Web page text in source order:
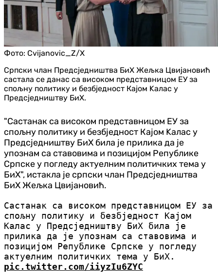
Фото: Cvijanovic_Z/X
Српски члан Предсједништва БиХ Жељка Цвијановић
састала се данас са високом представницом ЕУ за
спољну политику и безбједност Кајом Kалас у
Предсједништву БиХ.
"Састанак са високом представницом ЕУ за
спољну политику и безбједност Кајом Kалас у
Предсједништву БиХ била је прилика да је
упознам са ставовима и позицијом Републике
Српске у погледу актуелним политичких тема у
БиХ", истакла је српски члан Предсједништва
БиХ Жељка Цвијановић.
Састанак са високом представницом ЕУ за
спољну политику и безбједност Kајом
Kалас у Предсједништву БиХ била је
прилика да је упознам са ставовима и
позицијом Републике Српске у погледу
актуелним политичких тема у БиХ.
pic.twitter.com/iiyzIu6ZYC